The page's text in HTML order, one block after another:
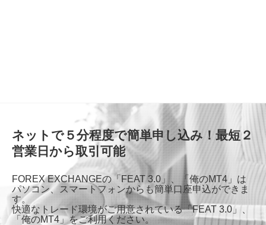
ネットで５分程度で簡単申し込み！最短２
営業日から取引可能
FOREX EXCHANGEの「FEAT 3.0」、「俺のMT4」は
パソコン、スマートフォンからも簡単口座申込ができま
す。
快適なトレード環境がご用意されている「FEAT 3.0」、
「俺のMT4」をご利用ください。